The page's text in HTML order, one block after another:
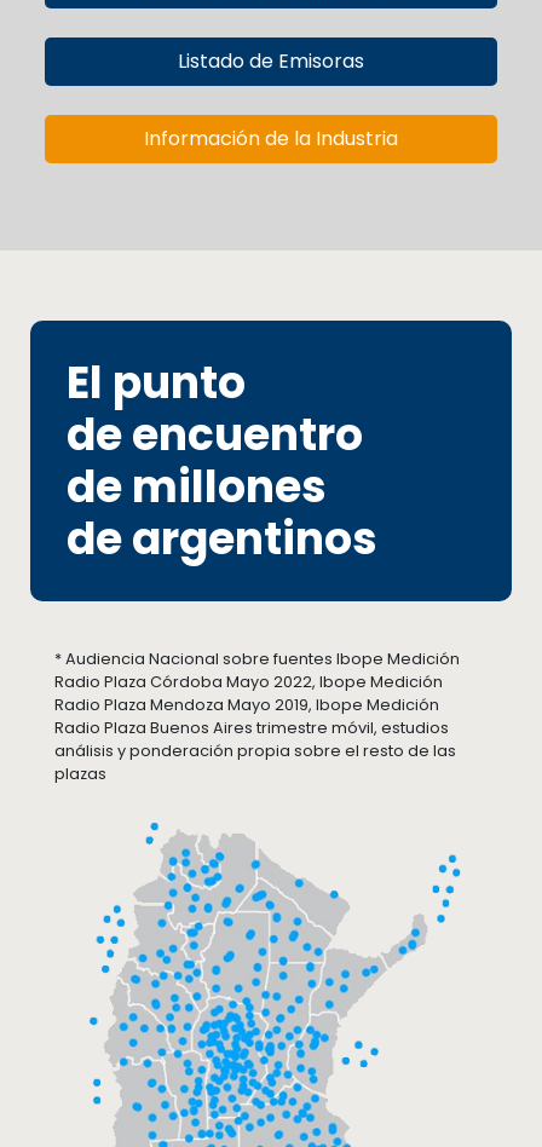
Listado de Emisoras
Información de la Industria
El punto
de encuentro
de millones
de argentinos
* Audiencia Nacional sobre fuentes Ibope Medición
Radio Plaza Córdoba Mayo 2022, Ibope Medición
Radio Plaza Mendoza Mayo 2019, Ibope Medición
Radio Plaza Buenos Aires trimestre móvil, estudios
análisis y ponderación propia sobre el resto de las
plazas